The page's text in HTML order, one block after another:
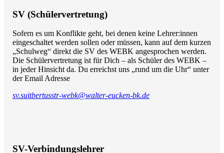
SV (Schülervertretung)
Sofern es um Konflikte geht, bei denen keine Lehrer:innen
eingeschaltet werden sollen oder müssen, kann auf dem kurzen
„Schulweg“ direkt die SV des WEBK angesprochen werden.
Die Schülervertretung ist für Dich – als Schüler des WEBK –
in jeder Hinsicht da. Du erreichst uns „rund um die Uhr“ unter
der Email Adresse
sv.suitbertusstr-webk@walter-eucken-bk.de
SV-Verbindungslehrer